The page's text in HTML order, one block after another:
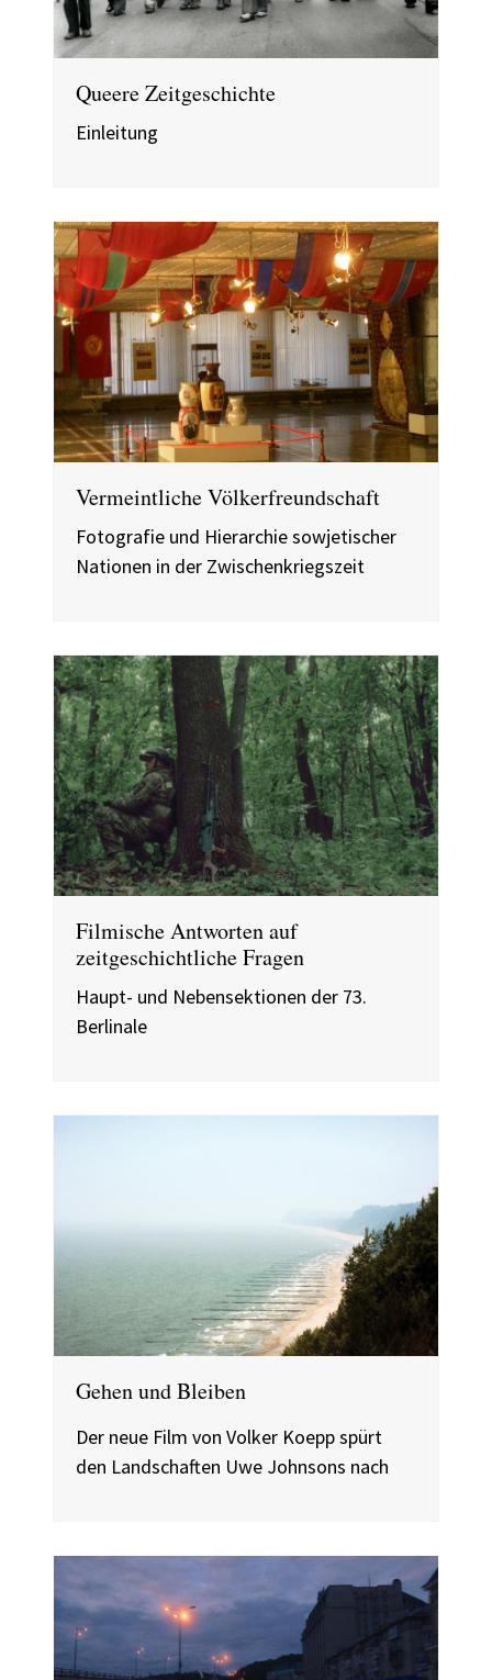
Queere Zeitgeschichte
Einleitung
Vermeintliche Völkerfreundschaft
Fotografie und Hierarchie sowjetischer
Nationen in der Zwischenkriegszeit
Filmische Antworten auf
zeitgeschichtliche Fragen
Haupt- und Nebensektionen der 73.
Berlinale
Gehen und Bleiben
Der neue Film von Volker Koepp spürt
den Landschaften Uwe Johnsons nach